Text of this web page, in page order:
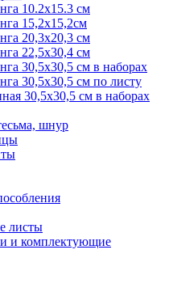
10.2х15.3 см
15,2х15,2см
20,3х20,3 см
22,5х30,4 см
30,5х30,5 см в наборах
30,5х30,5 см по листу
30,5х30,5 см в наборах
шнур
листы
и комплектующие